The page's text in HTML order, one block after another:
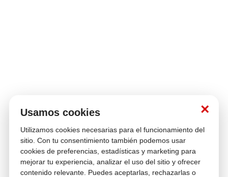
×
Usamos cookies
Utilizamos cookies necesarias para el funcionamiento del
sitio. Con tu consentimiento también podemos usar
cookies de preferencias, estadísticas y marketing para
mejorar tu experiencia, analizar el uso del sitio y ofrecer
contenido relevante. Puedes aceptarlas, rechazarlas o